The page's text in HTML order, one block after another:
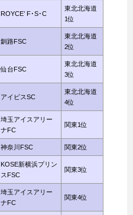
ROYCE’ F･S･C
東北北海道
1位
釧路FSC
東北北海道
2位
仙台FSC
東北北海道
3位
アイビスSC
東北北海道
4位
埼玉アイスアリー
ナFC
関東1位
神奈川FSC 関東2位
KOSE新横浜プリン
スFSC
関東3位
埼玉アイスアリー
ナFC
関東4位